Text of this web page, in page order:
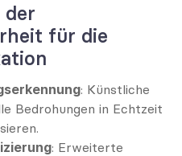
der
für die
: Künstliche
Bedrohungen in Echtzeit
: Erweiterte